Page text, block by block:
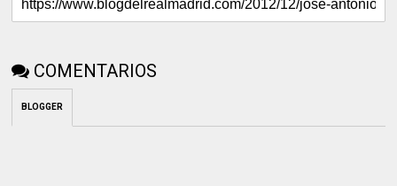
COMENTARIOS
BLOGGER